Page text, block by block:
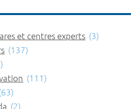
et centres experts (3)
(137)
(111)
(2)